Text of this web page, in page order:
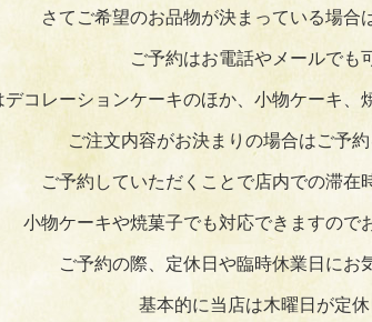
さてご希望のお品物が決まっている場合
ご予約はお電話やメールでも
デコレーションケーキのほか、小物ケーキ、
ご注文内容がお決まりの場合はご予約
ご予約していただくことで店内での滞在
小物ケーキや焼菓子でも対応できますので
ご予約の際、定休日や臨時休業日にお
基本的に当店は木曜日が定休